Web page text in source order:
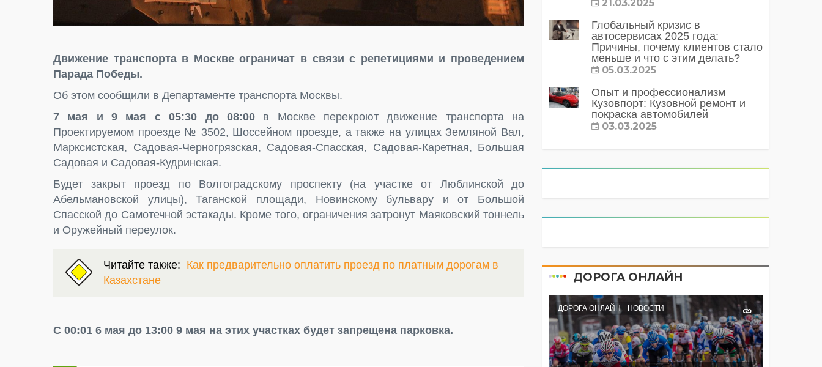
Движение транспорта в Москве ограничат в связи с репетициями и проведением
Парада Победы.
Об этом сообщили в Департаменте транспорта Москвы.
7 мая и 9 мая с 05:30 до 08:00в Москве перекроют движение транспорта на
Проектируемом проезде № 3502, Шоссейном проезде, а также на улицах Земляной Вал,
Марксистская, Садовая-Черногрязская, Садовая-Спасская, Садовая-Каретная, Большая
Садовая и Садовая-Кудринская.
Будет закрыт проезд по Волгоградскому проспекту (на участке от Люблинской до
Абельмановской улицы), Таганской площади, Новинскому бульвару и от Большой
Спасской до Самотечной эстакады. Кроме того, ограничения затронут Маяковский тоннель
и Оружейный переулок.
Читайте также: Как предварительно оплатить проезд по платным дорогам в
Казахстане
С 00:01 6 мая до 13:00 9 мая на этих участках будет запрещена парковка.
21.03.2025
Глобальный кризис в
автосервисах 2025 года:
Причины, почему клиентов стало
меньше и что с этим делать?
05.03.2025
Опыт и профессионализм
Кузовпорт: Кузовной ремонт и
покраска автомобилей
03.03.2025
ДОРОГА ОНЛАЙН
ДОРОГА ОНЛАЙН НОВОСТИ